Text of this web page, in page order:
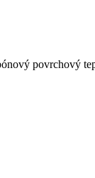
povrchový